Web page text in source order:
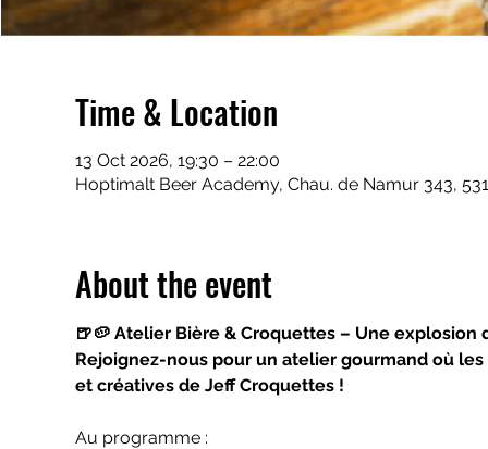
Time & Location
13 Oct 2026, 19:30 – 22:00
Hoptimalt Beer Academy, Chau. de Namur 343,
About the event
🍺🥔 Atelier Bière & Croquettes – Une
Rejoignez-nous pour un atelier gourmand où
et créatives de Jeff Croquettes !
Au programme :